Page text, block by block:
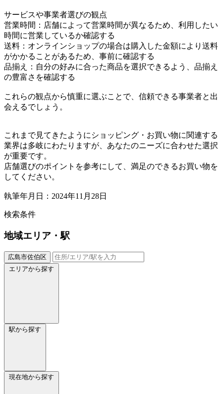
サービスや事業者選びの観点
営業時間：店舗によって営業時間が異なるため、利用したい
時間に営業しているか確認する
送料：オンラインショップの場合は購入した金額により送料
がかかることがあるため、事前に確認する
品揃え：自分の好みに合った商品を選択できるよう、品揃え
の豊富さを確認する
これらの観点から慎重に選ぶことで、信頼できる事業者と出
会えるでしょう。
これまで見てきたようにショッピング・お買い物に関連する
業界は多岐にわたりますが、あなたのニーズに合わせた選択
が重要です。
店舗選びのポイントを参考にして、満足のできるお買い物を
してください。
執筆年月日：2024年11月28日
検索条件
地域エリア・駅
広島市佐伯区
エリアから探す
駅から探す
現在地から探す